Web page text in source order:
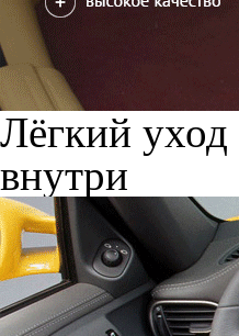
Лёгкий уход
внутри